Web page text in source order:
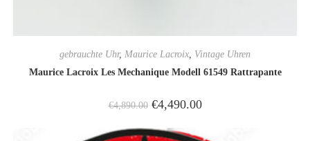
gebrauchte Uhr, Maurice Lacroix, Vintage Uhren
Maurice Lacroix Les Mechanique Modell 61549 Rattrapante
€4,890.00 €4,490.00